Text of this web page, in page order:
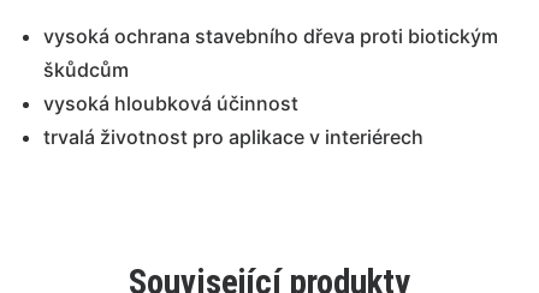
vysoká ochrana stavebního dřeva proti biotickým
škůdcům
vysoká hloubková účinnost
trvalá životnost pro aplikace v interiérech
Související produkty